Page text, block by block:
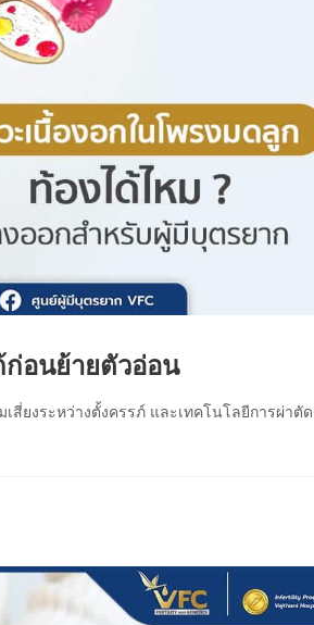
อนย้ายตัวอ่อน
สี่ยงระหว่างตั้งครรภ์ และเทคโนโลยีการผ่าตั